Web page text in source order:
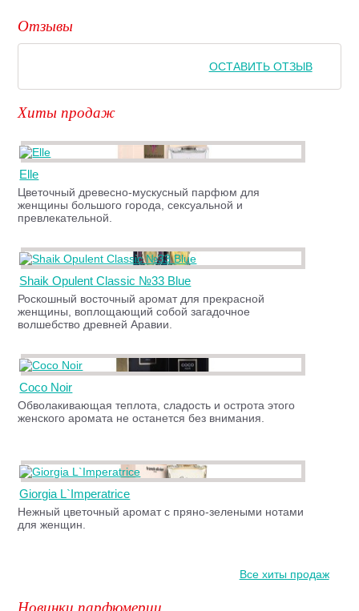
Отзывы
ОСТАВИТЬ ОТЗЫВ
Хиты продаж
Elle
Цветочный древесно-мускусный парфюм для
женщины большого города, сексуальной и
превлекательной.
Shaik Opulent Classic №33 Blue
Роскошный восточный аромат для прекрасной
женщины, воплощающий собой загадочное
волшебство древней Аравии.
Coco Noir
Обволакивающая теплота, сладость и острота этого
женского аромата не останется без внимания.
Giorgia L`Imperatrice
Нежный цветочный аромат с пряно-зелеными нотами
для женщин.
Все хиты продаж
Новинки парфюмерии